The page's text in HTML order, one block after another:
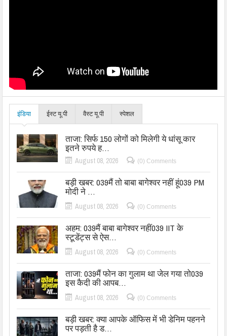
इंडिया ईस्ट यू.पी वैस्ट यू.पी स्पेशल
ताजा: सिर्फ 150 लोगों को मिलेगी ये धांसू कार
इतने रुपये ह…
August 08, 2026 (0) Comments
बड़ी खबर: 039मैं तो बाबा बागेश्वर नहीं हूं039 PM
मोदी ने …
August 08, 2026 (0) Comments
अहम: 039मैं बाबा बागेश्वर नहीं039 IIT के
स्टूडेंट्स से ऐस…
August 08, 2026 (0) Comments
ताजा: 039मैं फोन का गुलाम था जेल गया तो039
इस कैदी की आपब…
August 08, 2026 (0) Comments
बड़ी खबर: क्या आपके ऑफिस में भी डेनिम पहनने
पर पड़ती है ड…